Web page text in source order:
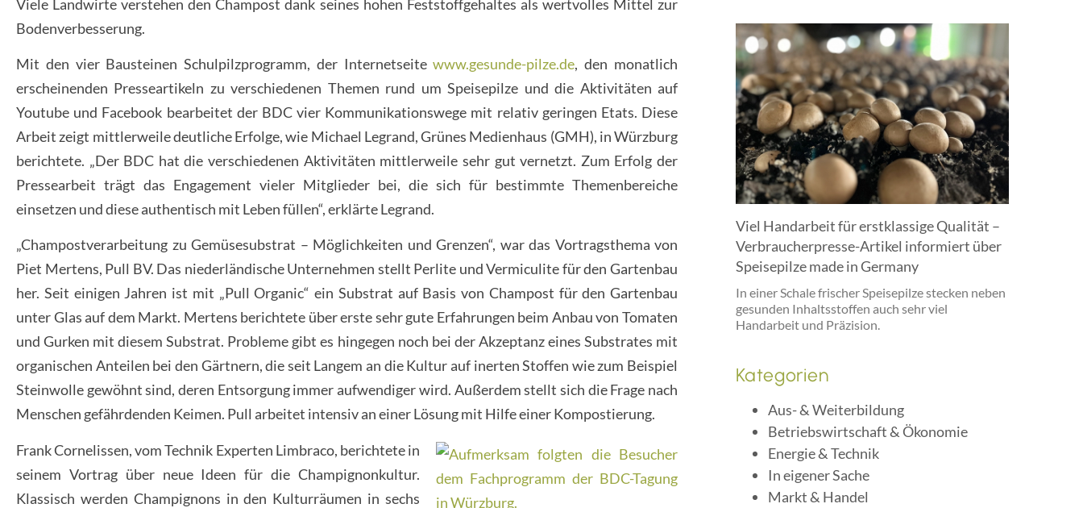
Viele Landwirte verstehen den Champost dank seines hohen Feststoffgehaltes als wertvolles Mittel zur
Bodenverbesserung.
Mit den vier Bausteinen Schulpilzprogramm, der Internetseitewww.gesunde-pilze.de, den monatlich
erscheinenden Presseartikeln zu verschiedenen Themen rund um Speisepilze und die Aktivitäten auf
Youtube und Facebook bearbeitet der BDC vier Kommunikationswege mit relativ geringen Etats. Diese
Arbeit zeigt mittlerweile deutliche Erfolge, wie Michael Legrand, Grünes Medienhaus (GMH), in Würzburg
berichtete. „Der BDC hat die verschiedenen Aktivitäten mittlerweile sehr gut vernetzt. Zum Erfolg der
Pressearbeit trägt das Engagement vieler Mitglieder bei, die sich für bestimmte Themenbereiche
einsetzen und diese authentisch mit Leben füllen“, erklärte Legrand.
„Champostverarbeitung zu Gemüsesubstrat – Möglichkeiten und Grenzen“, war das Vortragsthema von
Piet Mertens, Pull BV. Das niederländische Unternehmen stellt Perlite und Vermiculite für den Gartenbau
her. Seit einigen Jahren ist mit „Pull Organic“ ein Substrat auf Basis von Champost für den Gartenbau
unter Glas auf dem Markt. Mertens berichtete über erste sehr gute Erfahrungen beim Anbau von Tomaten
und Gurken mit diesem Substrat. Probleme gibt es hingegen noch bei der Akzeptanz eines Substrates mit
organischen Anteilen bei den Gärtnern, die seit Langem an die Kultur auf inerten Stoffen wie zum Beispiel
Steinwolle gewöhnt sind, deren Entsorgung immer aufwendiger wird. Außerdem stellt sich die Frage nach
Menschen gefährdenden Keimen. Pull arbeitet intensiv an einer Lösung mit Hilfe einer Kompostierung.
Frank Cornelissen, vom Technik Experten Limbraco, berichtete in
seinem Vortrag über neue Ideen für die Champignonkultur.
Klassisch werden Champignons in den Kulturräumen in sechs
Viel Handarbeit für erstklassige Qualität –
Verbraucherpresse-Artikel informiert über
Speisepilze made in Germany
In einer Schale frischer Speisepilze stecken neben
gesunden Inhaltsstoffen auch sehr viel
Handarbeit und Präzision.
Kategorien
Aus- & Weiterbildung
Betriebswirtschaft & Ökonomie
Energie & Technik
In eigener Sache
Markt & Handel